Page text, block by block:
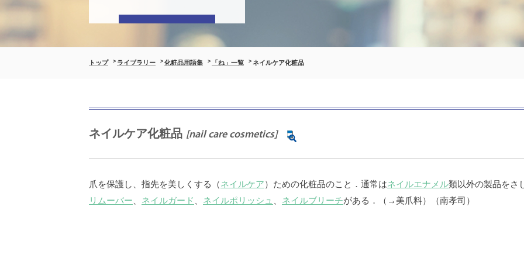
トップ ライブラリー 化粧品用語集 「ね」一覧 ネイルケア化粧品
ネイルケア化粧品 [nail care cosmetics]
爪を保護し、指先を美しくする（ネイルケア）ための化粧品のこと．通常はネイルエナメル類以外の製品をさ
リムーバー
ネイルガード ネイルポリッシュ ネイルブリーチがある．（→美爪料）（南孝司）